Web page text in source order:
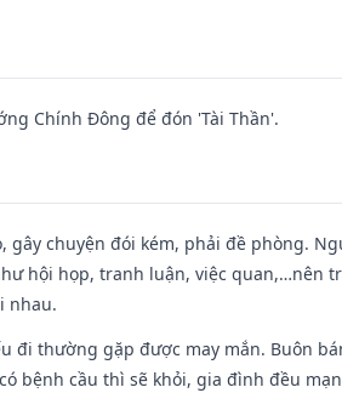
Chính Đông để đón 'Tài Thần'.
gây chuyện đói kém, phải đề phòng.
hội họp, tranh luận, việc quan,…nên
nhau.
đi thường gặp được may mắn. Buôn
bệnh cầu thì sẽ khỏi, gia đình đều